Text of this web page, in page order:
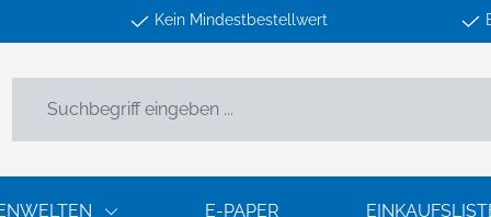
Kein Mindestbestellwert
E-PAPER